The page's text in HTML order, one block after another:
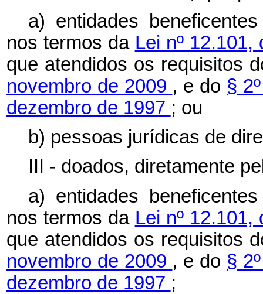
a) entidades
nos termos da Lei nº
que atendidos os requisitos
novembro de 2009 , e do §
dezembro de 1997 ; ou
b) pessoas jurídicas de
III - doados, diretamente
a) entidades
nos termos da Lei nº
que atendidos os requisitos
novembro de 2009 , e do §
dezembro de 1997 ;